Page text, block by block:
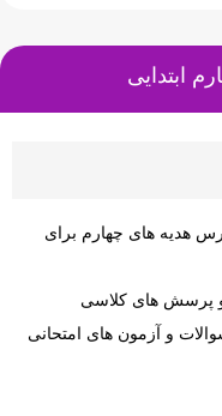
ابتدایی
هدیه های چهارم برای
و پرسش های کلاسی
و آزمون های امتحانی